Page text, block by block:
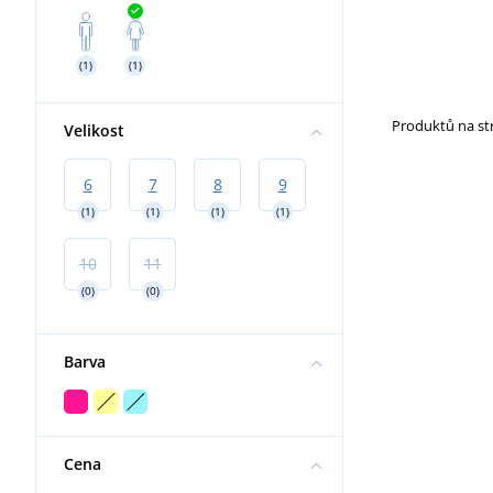
Práce ve výškách
Nákoleníky
(1) (1)
Velikost
6
(1)
7
(1)
8
(1)
9
(1)
10
(0)
11
(0)
Barva
Cena
Produktů na